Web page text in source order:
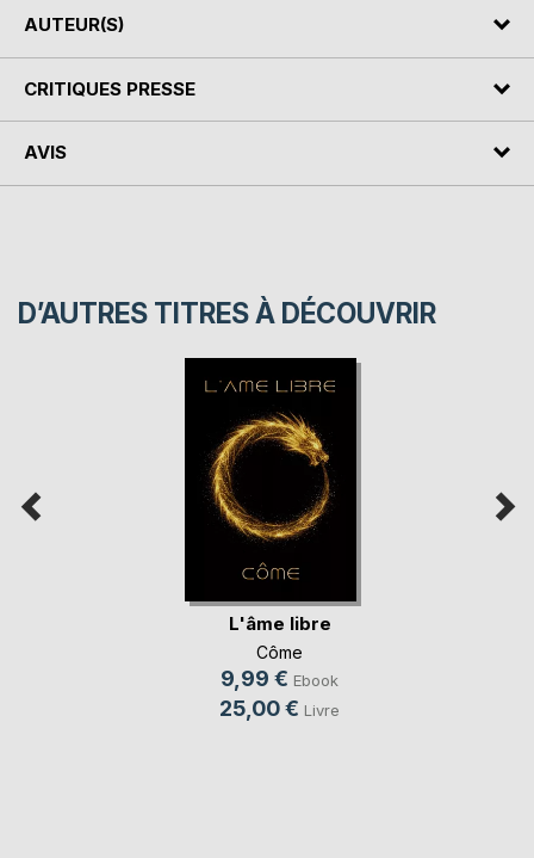
AUTEUR(S)
CRITIQUES PRESSE
AVIS
D’AUTRES TITRES À DÉCOUVRIR
L'âme libre
Côme
9,99 € Ebook
25,00 € Livre